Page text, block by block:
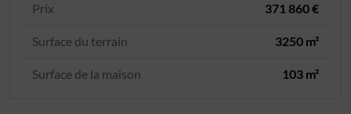
Prix 371 860 €
Surface du terrain 3250 m²
Surface de la maison 103 m²